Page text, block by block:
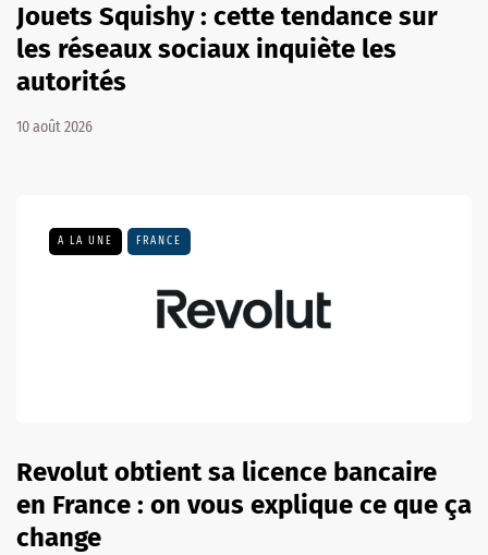
Jouets Squishy : cette tendance sur
les réseaux sociaux inquiète les
autorités
10 août 2026
A LA UNE FRANCE
Revolut obtient sa licence bancaire
en France : on vous explique ce que ça
change